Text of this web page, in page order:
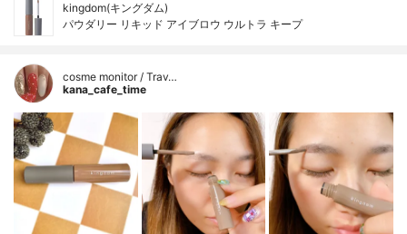
kingdom(キングダム)
パウダリー リキッド アイブロウ ウルトラ キープ
cosme monitor / Trav…
kana_cafe_time